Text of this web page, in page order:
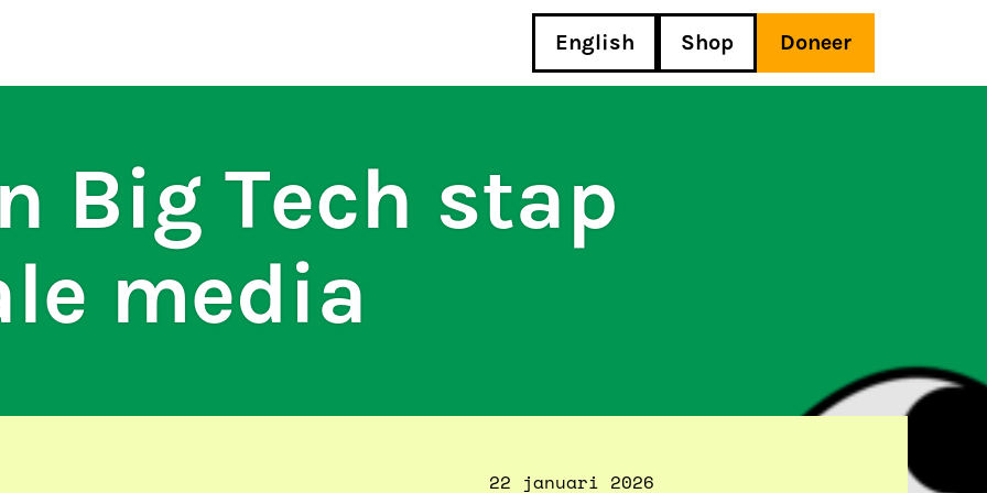
English Shop Doneer
Big Tech stap
media
22 januari 2026